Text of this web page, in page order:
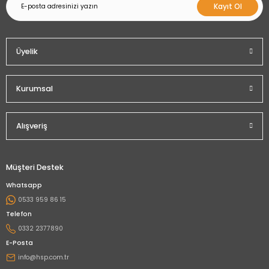
Kayıt Ol
Üyelik
Kurumsal
Alışveriş
Müşteri Destek
Whatsapp
0533 959 86 15
Telefon
0332 2377890
E-Posta
info@hsp.com.tr